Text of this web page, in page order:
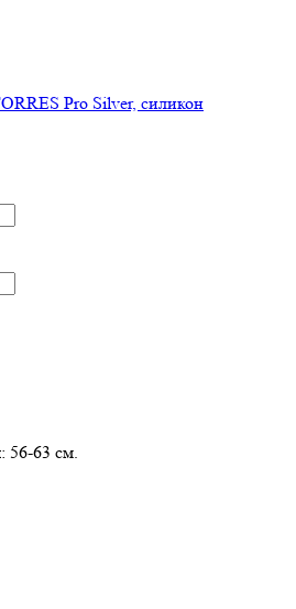
Pro Silver, силикон
56-63 см.